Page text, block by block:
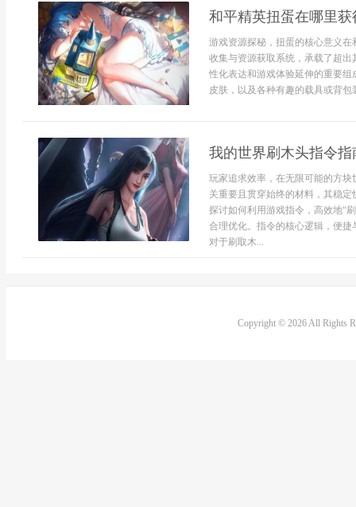
和平精英扭蛋在哪里
游戏资源探秘，扭蛋的核心意义
收集与资源获取系统，承载了超
性化表达和游戏体验延伸的重要
皮肤，以及各种有趣的载具或背
我的世界刷木头指令
玩家追求效率，在无限可能的方
关重要且贯穿始终的材料，其稳
探讨如何利用游戏指令，高效地“
合理优化。指令的核心逻辑，便
对于刷取木...
Copyright © 2026 All Rights